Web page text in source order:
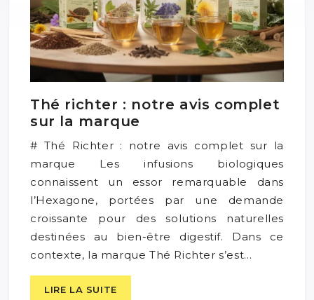
Thé richter : notre avis complet
sur la marque
# Thé Richter : notre avis complet sur la
marque Les infusions biologiques
connaissent un essor remarquable dans
l’Hexagone, portées par une demande
croissante pour des solutions naturelles
destinées au bien-être digestif. Dans ce
contexte, la marque Thé Richter s’est…
LIRE LA SUITE